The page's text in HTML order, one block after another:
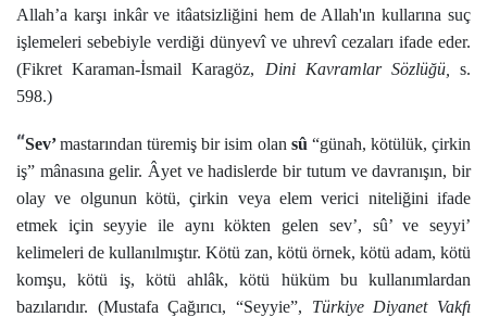
Allah’a karşı inkâr ve itâatsizliğini hem de Allah'ın kullarına suç
işlemeleri sebebiyle verdiği dünyevî ve uhrevî cezaları ifade eder.
(Fikret Karaman-İsmail Karagöz, Dini Kavramlar Sözlüğü,s.
598.)
“Sev’mastarından türemiş bir isim olan sû “günah, kötülük, çirkin
iş” mânasına gelir. Âyet ve hadislerde bir tutum ve davranışın, bir
olay ve olgunun kötü, çirkin veya elem verici niteliğini ifade
etmek için seyyie ile aynı kökten gelen sev’, sû’ ve seyyi’
kelimeleri de kullanılmıştır. Kötü zan, kötü örnek, kötü adam, kötü
komşu, kötü iş, kötü ahlâk, kötü hüküm bu kullanımlardan
bazılarıdır. (Mustafa Çağırıcı, “Seyyie”, Türkiye Diyanet Vakfı